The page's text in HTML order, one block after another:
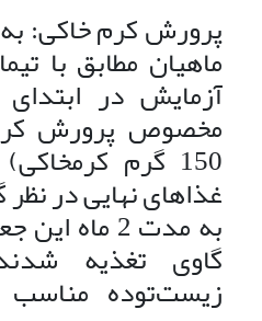
پرورش کرم خاکی:
ماهیان مطابق با
مخصوص پرورش
150 گرم
غذاهای نهایی در
به مدت 2
گاوی تغذیه
زیست‌توده مناسب